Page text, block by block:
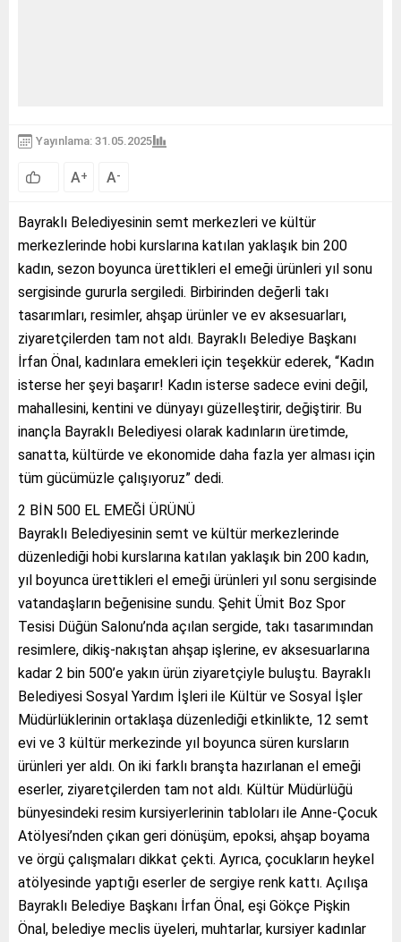
Yayınlama: 31.05.2025
A+ A-
Bayraklı Belediyesinin semt merkezleri ve kültür
merkezlerinde hobi kurslarına katılan yaklaşık bin 200
kadın, sezon boyunca ürettikleri el emeği ürünleri yıl sonu
sergisinde gururla sergiledi. Birbirinden değerli takı
tasarımları, resimler, ahşap ürünler ve ev aksesuarları,
ziyaretçilerden tam not aldı. Bayraklı Belediye Başkanı
İrfan Önal, kadınlara emekleri için teşekkür ederek, “Kadın
isterse her şeyi başarır! Kadın isterse sadece evini değil,
mahallesini, kentini ve dünyayı güzelleştirir, değiştirir. Bu
inançla Bayraklı Belediyesi olarak kadınların üretimde,
sanatta, kültürde ve ekonomide daha fazla yer alması için
tüm gücümüzle çalışıyoruz” dedi.
2 BİN 500 EL EMEĞİ ÜRÜNÜ
Bayraklı Belediyesinin semt ve kültür merkezlerinde
düzenlediği hobi kurslarına katılan yaklaşık bin 200 kadın,
yıl boyunca ürettikleri el emeği ürünleri yıl sonu sergisinde
vatandaşların beğenisine sundu. Şehit Ümit Boz Spor
Tesisi Düğün Salonu’nda açılan sergide, takı tasarımından
resimlere, dikiş-nakıştan ahşap işlerine, ev aksesuarlarına
kadar 2 bin 500’e yakın ürün ziyaretçiyle buluştu. Bayraklı
Belediyesi Sosyal Yardım İşleri ile Kültür ve Sosyal İşler
Müdürlüklerinin ortaklaşa düzenlediği etkinlikte, 12 semt
evi ve 3 kültür merkezinde yıl boyunca süren kursların
ürünleri yer aldı. On iki farklı branşta hazırlanan el emeği
eserler, ziyaretçilerden tam not aldı. Kültür Müdürlüğü
bünyesindeki resim kursiyerlerinin tabloları ile Anne-Çocuk
Atölyesi’nden çıkan geri dönüşüm, epoksi, ahşap boyama
ve örgü çalışmaları dikkat çekti. Ayrıca, çocukların heykel
atölyesinde yaptığı eserler de sergiye renk kattı. Açılışa
Bayraklı Belediye Başkanı İrfan Önal, eşi Gökçe Pişkin
Önal, belediye meclis üyeleri, muhtarlar, kursiyer kadınlar